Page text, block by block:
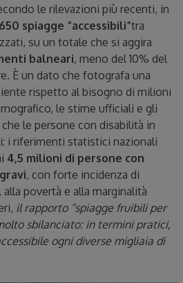
le rilevazioni più recenti, in
650 spiagge “accessibili”tra
su un totale che si aggira
balneari, meno del 10% del
È un dato che fotografa una
rispetto al bisogno di milioni
le stime ufficiali e gli
le persone con disabilità in
i riferimenti statistici nazionali
4,5 milioni di persone con
, con forte incidenza di
povertà e alla marginalità
il rapporto “spiagge fruibili per
sbilanciato: in termini pratici,
ogni diverse migliaia di